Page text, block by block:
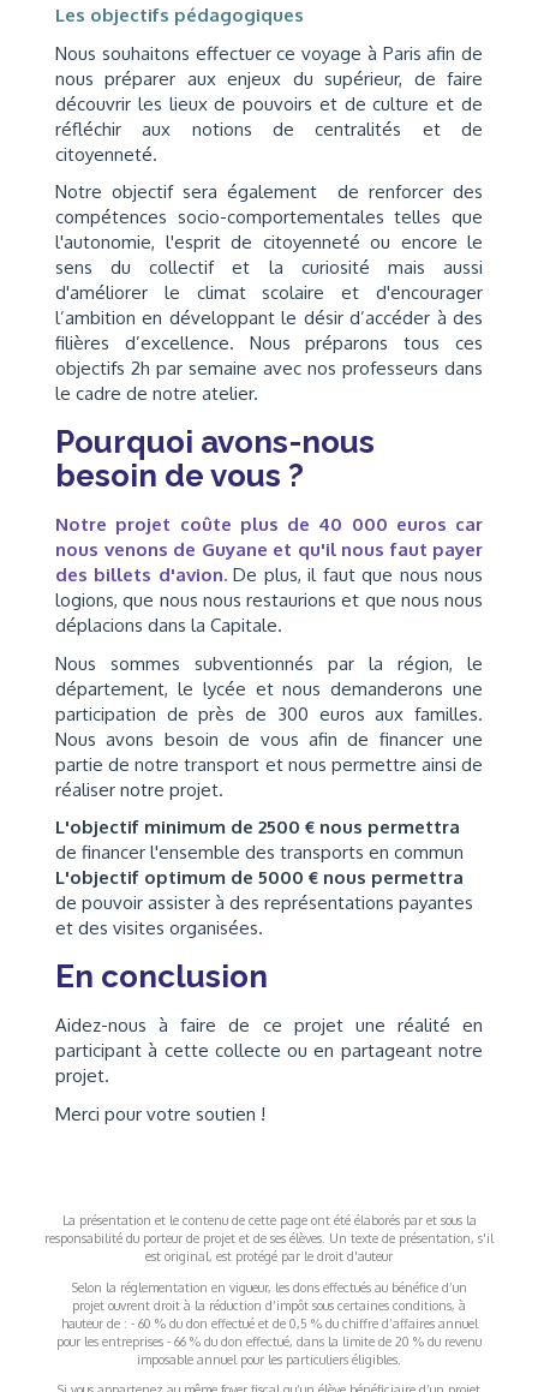
Les objectifs pédagogiques
Nous souhaitons effectuer ce voyage à Paris afin de
nous préparer aux enjeux du supérieur, de faire
découvrir les lieux de pouvoirs et de culture et de
réfléchir aux notions de centralités et de
citoyenneté.
Notre objectif sera également de renforcer des
compétences socio-comportementales telles que
l'autonomie, l'esprit de citoyenneté ou encore le
sens du collectif et la curiosité mais aussi
d'améliorer le climat scolaire et d'encourager
l’ambition en développant le désir d’accéder à des
filières d’excellence. Nous préparons tous ces
objectifs 2h par semaine avec nos professeurs dans
le cadre de notre atelier.
Pourquoi avons-nous
besoin de vous ?
Notre projet coûte plus de 40 000 euros car
nous venons de Guyane et qu'il nous faut payer
des billets d'avion.De plus, il faut que nous nous
logions, que nous nous restaurions et que nous nous
déplacions dans la Capitale.
Nous sommes subventionnés par la région, le
département, le lycée et nous demanderons une
participation de près de 300 euros aux familles.
Nous avons besoin de vous afin de financer une
partie de notre transport et nous permettre ainsi de
réaliser notre projet.
L'objectif minimum de 2500 € nous permettra
de financer l'ensemble des transports en commun
L'objectif optimum de 5000 € nous permettra
de pouvoir assister à des représentations payantes
et des visites organisées.
En conclusion
Aidez-nous à faire de ce projet une réalité en
participant à cette collecte ou en partageant notre
projet.
Merci pour votre soutien !
La présentation et le contenu de cette page ont été élaborés par et sous la
responsabilité du porteur de projet et de ses élèves. Un texte de présentation, s'il
est original, est protégé par le droit d'auteur
Selon la réglementation en vigueur, les dons effectués au bénéfice d’un
projet ouvrent droit à la réduction d’impôt sous certaines conditions, à
hauteur de : - 60 % du don effectué et de 0,5 % du chiffre d’affaires annuel
pour les entreprises - 66 % du don effectué, dans la limite de 20 % du revenu
imposable annuel pour les particuliers éligibles.